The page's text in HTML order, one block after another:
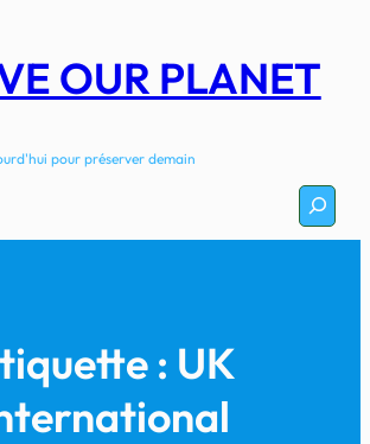
OUR PLANET
pour préserver demain
: UK